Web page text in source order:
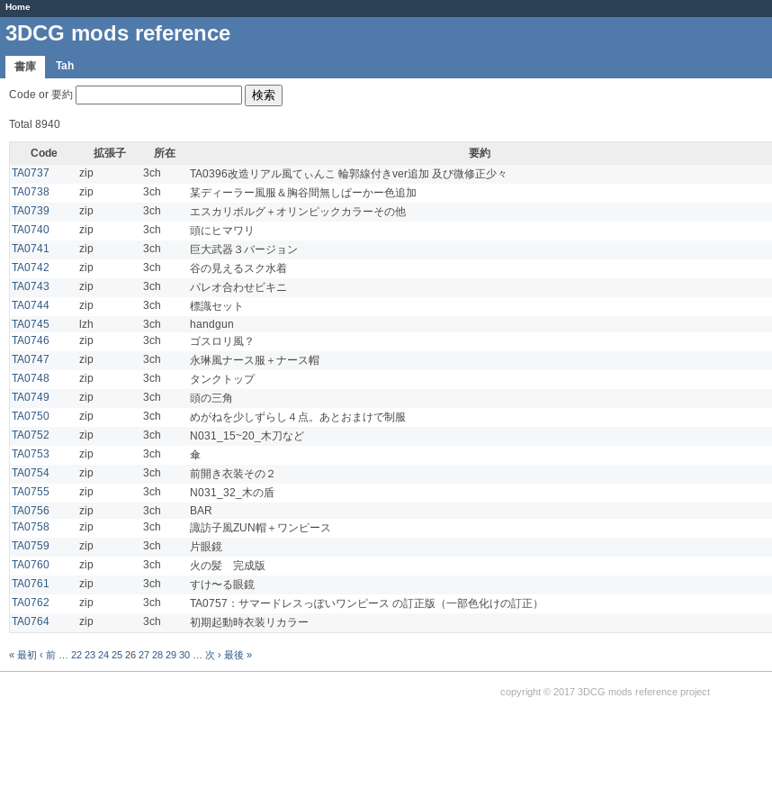
Home
3DCG mods reference
書庫 Tah
Code or 要約
Total 8940
Code 拡張子 所在 要約
TA0737
zip 3ch TA0396改造リアル風てぃんこ 輪郭線付きver追加 及び微修正少々
TA0738
zip 3ch 某ディーラー風服＆胸谷間無しぱーかー色追加
TA0739
zip 3ch エスカリボルグ＋オリンピックカラーその他
TA0740
zip 3ch 頭にヒマワリ
TA0741
zip 3ch 巨大武器３バージョン
TA0742
zip 3ch 谷の見えるスク水着
TA0743
zip 3ch パレオ合わせビキニ
TA0744
zip 3ch 標識セット
TA0745
lzh 3ch
handgun
TA0746
zip 3ch ゴスロリ風？
TA0747
zip 3ch 永琳風ナース服＋ナース帽
TA0748
zip 3ch
タンクトップ
TA0749
zip 3ch
頭の三角
TA0750
zip 3ch めがねを少しずらし４点。あとおまけで制服
TA0752
zip 3ch
N031_15~20_木刀など
TA0753
zip 3ch
傘
TA0754
zip 3ch 前開き衣装その２
TA0755
zip 3ch
N031_32_木の盾
TA0756
zip 3ch
BAR
TA0758
zip 3ch 諏訪子風ZUN帽＋ワンピース
TA0759
zip 3ch 片眼鏡
TA0760
zip 3ch 火の髪 完成版
TA0761
zip 3ch
すけ〜る眼鏡
TA0762
zip 3ch TA0757：サマードレスっぽいワンピース の訂正版（一部色化けの訂正）
TA0764
zip 3ch 初期起動時衣装リカラー
« 最初 ‹ 前 22 23 24 25 26 27 28 29 30 次 › 最後 »
copyright © 2017 3DCG mods reference project